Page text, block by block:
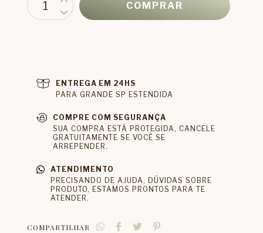
ENTREGA EM 24HS
PARA GRANDE SP ESTENDIDA
COMPRE COM SEGURANÇA
SUA COMPRA ESTÁ PROTEGIDA, CANCELE
GRATUITAMENTE SE VOCÊ SE
ARREPENDER.
ATENDIMENTO
PRECISANDO DE AJUDA, DÚVIDAS SOBRE
PRODUTO, ESTAMOS PRONTOS PARA TE
ATENDER.
COMPARTILHAR